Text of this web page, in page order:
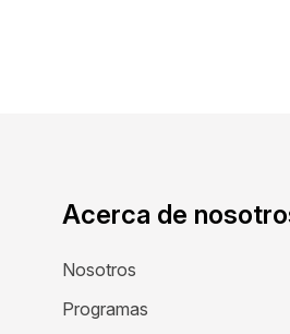
Acerca de
Nosotros
Programas